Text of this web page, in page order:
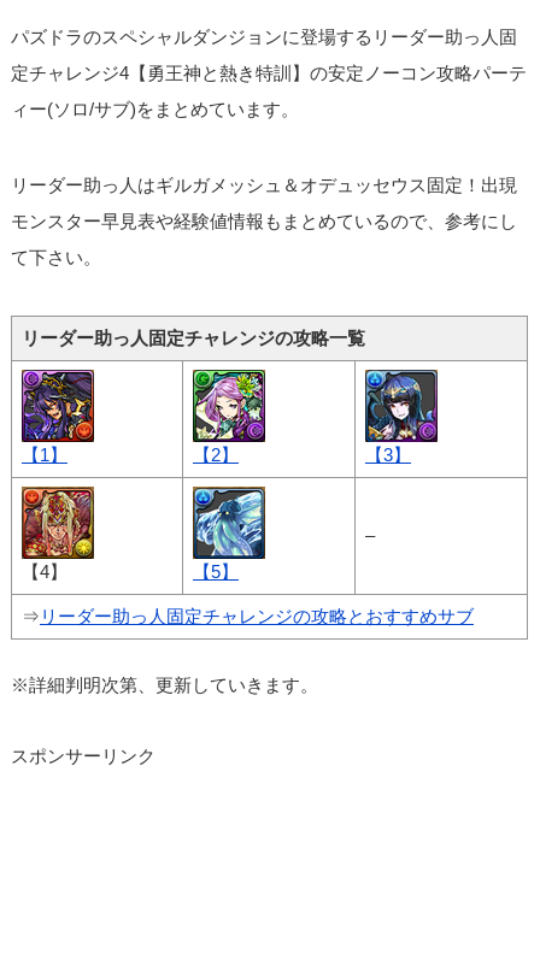
パズドラのスペシャルダンジョンに登場するリーダー助っ人固
定チャレンジ4【勇王神と熱き特訓】の安定ノーコン攻略パーテ
ィー(ソロ/サブ)をまとめています。
リーダー助っ人はギルガメッシュ＆オデュッセウス固定！出現
モンスター早見表や経験値情報もまとめているので、参考にし
て下さい。
リーダー助っ人固定チャレンジの攻略一覧
【1】 【2】 【3】
【4】 【5】
–
⇒ リーダー助っ人固定チャレンジの攻略とおすすめサブ
※詳細判明次第、更新していきます。
スポンサーリンク